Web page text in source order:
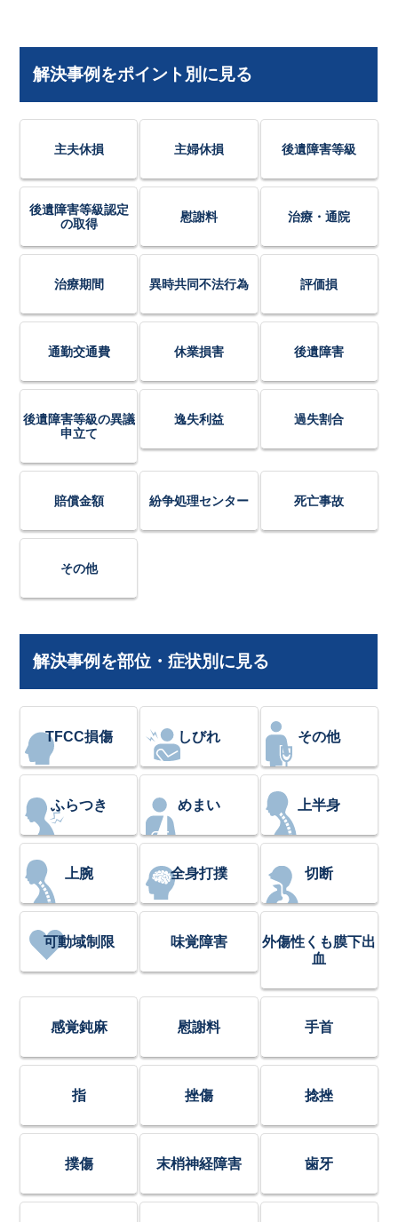
解決事例をポイント別に見る
主夫休損 主婦休損 後遺障害等級
後遺障害等級認定
の取得
慰謝料 治療・通院
治療期間 異時共同不法行為 評価損
通勤交通費 休業損害 後遺障害
後遺障害等級の異議
申立て
逸失利益 過失割合
賠償金額 紛争処理センター 死亡事故
その他
解決事例を部位・症状別に見る
TFCC損傷 しびれ その他
ふらつき めまい 上半身
上腕 全身打撲 切断
可動域制限 味覚障害
外傷性くも膜下出
血
感覚鈍麻 慰謝料 手首
指 挫傷 捻挫
撲傷 末梢神経障害 歯牙